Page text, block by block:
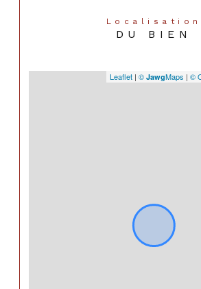
Localisation
DU BIEN
Leaflet | © JawgMaps | ©